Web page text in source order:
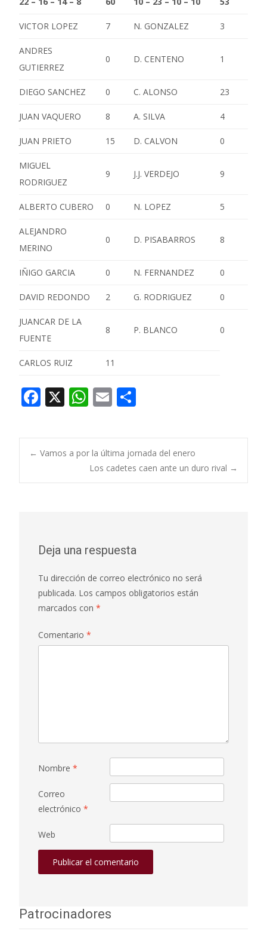
VICTOR LOPEZ 7 N. GONZALEZ 3
ANDRES
GUTIERREZ
0 D. CENTENO 1
DIEGO SANCHEZ 0 C. ALONSO 23
JUAN VAQUERO 8 A. SILVA 4
JUAN PRIETO 15 D. CALVON 0
MIGUEL
RODRIGUEZ
9 J.J. VERDEJO 9
ALBERTO CUBERO 0 N. LOPEZ 5
ALEJANDRO
MERINO
0 D. PISABARROS 8
IÑIGO GARCIA 0 N. FERNANDEZ 0
DAVID REDONDO 2 G. RODRIGUEZ 0
JUANCAR DE LA
FUENTE
8 P. BLANCO 0
CARLOS RUIZ 11
F
e
b
X W
at
s
A
E
ai
l
m
p
ar
Navegación
entradas
← Vamos a por la última jornada del enero
Los cadetes caen ante un duro rival →
Deja una respuesta
Tu dirección de correo electrónico no será
publicada. Los campos obligatorios están
marcados con *
Comentario *
Nombre *
Correo
electrónico *
Web
Patrocinadores